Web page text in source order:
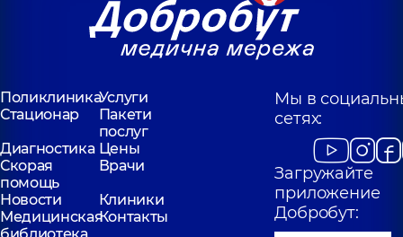
ПоликлиникаУслуги
Стационар
Пакети
послуг
Диагностика Цены
Скорая
помощь
Врачи
Новости
Клиники
МедицинскаяКонтакты
Мы в
сетях:
Загружайте
приложение
Добробут: